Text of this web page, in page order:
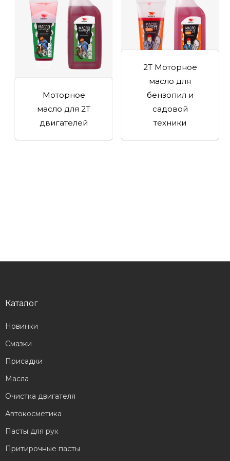
Моторное
масло для 2T
двигателей
2T Моторное
масло для
бензопил и
садовой
техники
Каталог
Новинки
Смазки
Присадки
Масла
Очистка двигателя
Автокосметика
Пасты для рук
Притирочные пасты